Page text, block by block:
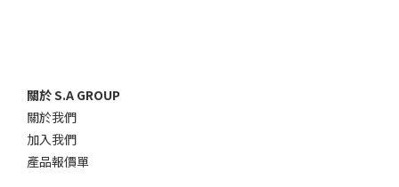
關於 S.A GROUP
關於我們
加入我們
產品報價單